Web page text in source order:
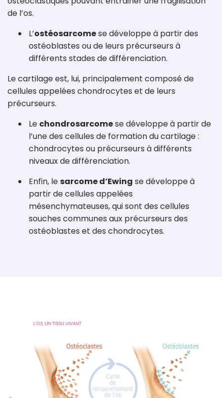
de l’os.
L’ostéosarcomese développe à partir des
ostéoblastes ou de leurs précurseurs à
différents stades de différenciation.
Le cartilage est, lui, principalement composé de
cellules appelées chondrocytes et de leurs
précurseurs.
Le chondrosarcomese développe à partir de
l’une des cellules de formation du cartilage :
chondrocytes ou précurseurs à différents
niveaux de différenciation.
Enfin, lesarcome d’Ewing se développe à
partir de cellules appelées
mésenchymateuses, qui sont des cellules
souches communes aux précurseurs des
ostéoblastes et des chondrocytes.